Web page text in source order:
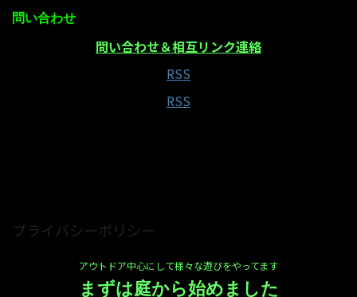
問い合わせ
問い合わせ＆相互リンク連絡
RSS
RSS
プライバシーポリシー
アウトドア中心にして様々な遊びをやってます
まずは庭から始めました